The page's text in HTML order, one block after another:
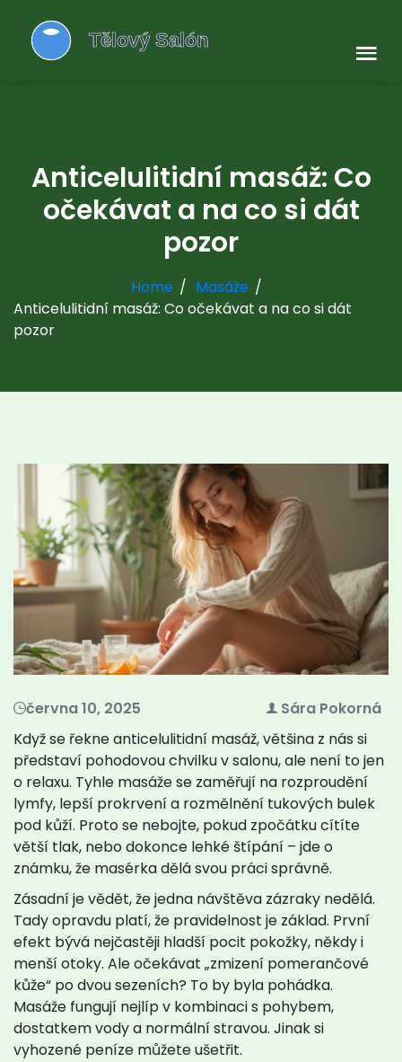
Anticelulitidní masáž: Co
očekávat a na co si dát
pozor
Home
Masáže
Anticelulitidní masáž: Co očekávat a na co si dát
pozor
června 10, 2025
Sára Pokorná
Když se řekne anticelulitidní masáž, většina z nás si
představí pohodovou chvilku v salonu, ale není to jen
o relaxu. Tyhle masáže se zaměřují na rozproudění
lymfy, lepší prokrvení a rozmělnění tukových bulek
pod kůží. Proto se nebojte, pokud zpočátku cítíte
větší tlak, nebo dokonce lehké štípání – jde o
známku, že masérka dělá svou práci správně.
Zásadní je vědět, že jedna návštěva zázraky nedělá.
Tady opravdu platí, že pravidelnost je základ. První
efekt bývá nejčastěji hladší pocit pokožky, někdy i
menší otoky. Ale očekávat „zmizení pomerančové
kůže“ po dvou sezeních? To by byla pohádka.
Masáže fungují nejlíp v kombinaci s pohybem,
dostatkem vody a normální stravou. Jinak si
vyhozené peníze můžete ušetřit.